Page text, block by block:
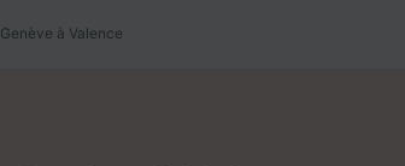
Genève à Valence
Liste de nos partenaires